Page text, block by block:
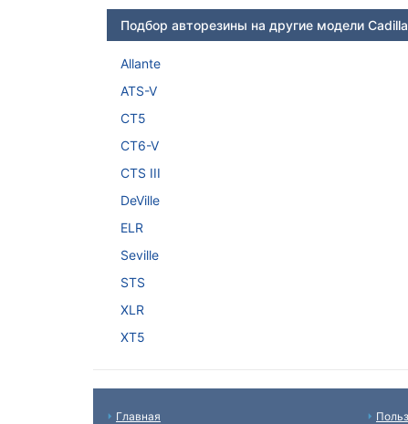
Подбор авторезины на другие модели
Allante
ATS-V
CT5
CT6-V
CTS III
DeVille
ELR
Seville
STS
XLR
XT5
Главная